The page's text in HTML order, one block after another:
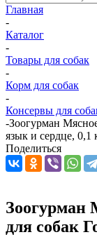
Главная
-
Каталог
-
Товары для собак
-
Корм для собак
-
Консервы для
-Зоогурман
язык и сердце, 0,1
Поделиться
Зоогурман
для собак